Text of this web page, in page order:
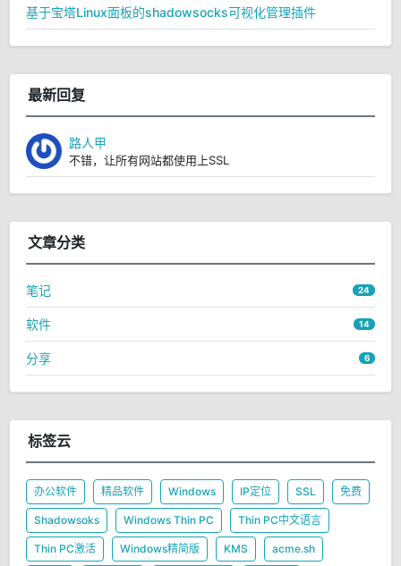
基于宝塔Linux面板的shadowsocks可视化管理插件
最新回复
路人甲
不错，让所有网站都使用上SSL
文章分类
笔记 24
软件 14
分享 6
标签云
办公软件 精品软件 Windows IP定位 SSL 免费
Shadowsoks Windows Thin PC Thin PC中文语言
Thin PC激活 Windows精简版 KMS acme.sh